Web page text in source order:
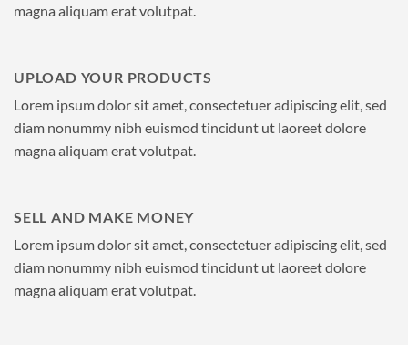
magna aliquam erat volutpat.
UPLOAD YOUR PRODUCTS
Lorem ipsum dolor sit amet, consectetuer adipiscing elit, sed
diam nonummy nibh euismod tincidunt ut laoreet dolore
magna aliquam erat volutpat.
SELL AND MAKE MONEY
Lorem ipsum dolor sit amet, consectetuer adipiscing elit, sed
diam nonummy nibh euismod tincidunt ut laoreet dolore
magna aliquam erat volutpat.